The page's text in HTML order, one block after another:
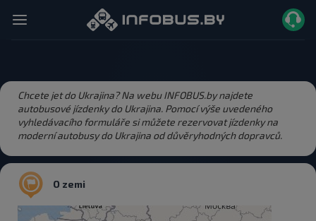
Chcete jet do Ukrajina? Na webu INFOBUS.by najdete
autobusové jízdenky do Ukrajina. Pomocí výše uvedeného
vyhledávacího formuláře si můžete rezervovat jízdenky na
moderní autobusy do Ukrajina od důvěryhodných dopravců.
O zemi